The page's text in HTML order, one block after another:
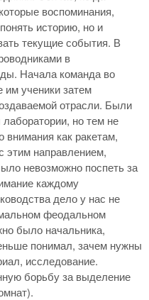
воспоминания,
историю, но и
текущие события. В
в
Начала команда во
ученики затем
отрасли. Были
но тем не
внимания как ракетам,
этим направлением,
невозможно поспеть за
каждому
дело у нас не
феодальном
было начальника,
понимал, зачем нужны
исследование.
борьбу за выделение